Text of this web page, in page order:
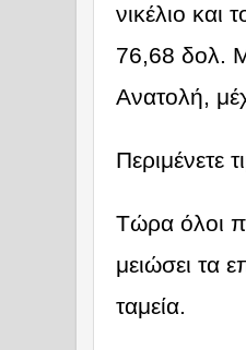
νικέλιο και
76,68 δολ.
Ανατολή,
Περιμένετε
Τώρα όλοι
μειώσει τα
ταμεία.